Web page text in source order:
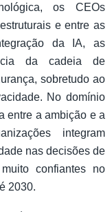
os CEOs
e entre as
da IA, as
da cadeia de
sobretudo ao
No domínio
entre a ambição e a
integram
nas decisões de
confiantes no
2030.